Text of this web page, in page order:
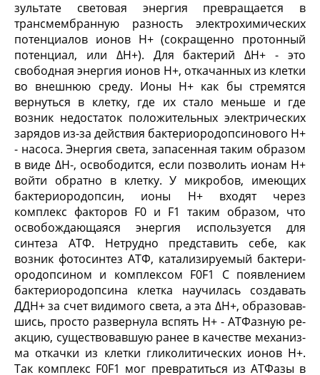
зультате световая энергия превращается в
трансмем­бранную разность электрохимических
потенциалов ионов Н+(сокращенно протонный
потенциал, или ∆Н+). Для бактерий ∆Н+ - это
свободная энергия ионов Н+, откачанных из клетки
во внешнюю среду. Ионы Н+ как бы стремятся
вернуться в клетку, где их стало меньше и где
возник недостаток положи­тельных электрических
зарядов из-за действия бактериородопсинового Н+
- насоса. Энергия света, за­пасенная таким образом
в виде ∆Н-, освободится, если позволить ионам Н+
войти обратно в клетку. У микробов, имеющих
бактериородопсин, ионы Н+ входят через
комплекс факторов F0 и F1 таким обра­зом, что
освобождающаяся энергия используется для
синтеза АТФ. Нетрудно представить себе, как
возник фотосинтез АТФ, катализируемый бактери­
ородопсином и комплексом F0F1
С появлением
бактериородопсина клетка научилась создавать
ДДН+ за счет видимого света, а эта ∆Н+, образовав­
шись, просто развернула вспять Н+ - АТФазную ре­
акцию, существовавшую ранее в качестве механиз­
ма откачки из клетки гликолитических ионов Н+.
Так комплекс F0F1 мог превратиться из АТФазы в